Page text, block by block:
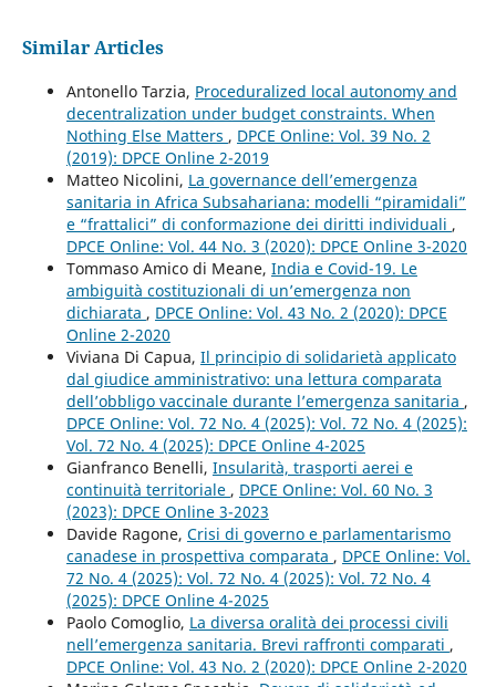
Similar Articles
Antonello Tarzia, Proceduralized local autonomy and
decentralization under budget constraints. When
Nothing Else Matters , DPCE Online: Vol. 39 No. 2
(2019): DPCE Online 2-2019
Matteo Nicolini, La governance dell’emergenza
sanitaria in Africa Subsahariana: modelli “piramidali”
e “frattalici” di conformazione dei diritti individuali ,
DPCE Online: Vol. 44 No. 3 (2020): DPCE Online 3-2020
Tommaso Amico di Meane, India e Covid-19. Le
ambiguità costituzionali di un’emergenza non
dichiarata , DPCE Online: Vol. 43 No. 2 (2020): DPCE
Online 2-2020
Viviana Di Capua, Il principio di solidarietà applicato
dal giudice amministrativo: una lettura comparata
dell’obbligo vaccinale durante l’emergenza sanitaria ,
DPCE Online: Vol. 72 No. 4 (2025): Vol. 72 No. 4 (2025):
Vol. 72 No. 4 (2025): DPCE Online 4-2025
Gianfranco Benelli, Insularità, trasporti aerei e
continuità territoriale , DPCE Online: Vol. 60 No. 3
(2023): DPCE Online 3-2023
Davide Ragone, Crisi di governo e parlamentarismo
canadese in prospettiva comparata , DPCE Online: Vol.
72 No. 4 (2025): Vol. 72 No. 4 (2025): Vol. 72 No. 4
(2025): DPCE Online 4-2025
Paolo Comoglio, La diversa oralità dei processi civili
nell’emergenza sanitaria. Brevi raffronti comparati ,
DPCE Online: Vol. 43 No. 2 (2020): DPCE Online 2-2020